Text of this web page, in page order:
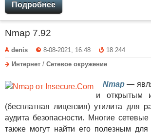
Подробнее
Nmap 7.92
denis 8-08-2021, 16:48
18 244
Интернет / Сетевое окружение
Nmap—
и открытым
(бесплатная лицензия) утилита для
аудита безопасности. Многие
также могут найти его полезным для